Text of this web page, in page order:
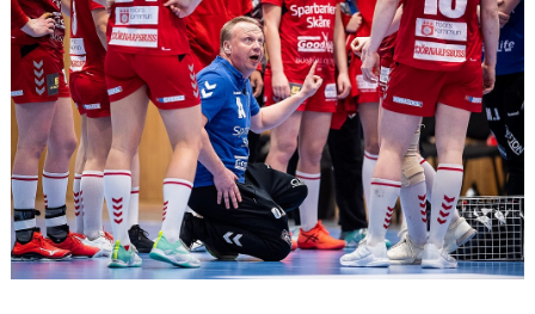
KALENDER
TRÄNINGSTIDER
TABELL
HANDBOLLSLIGANDAM.SE
SPELSCHEMA
GAMEDAY-APPEN